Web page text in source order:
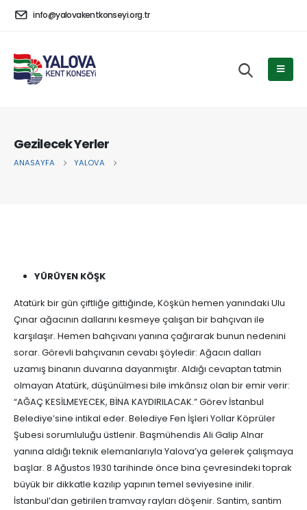
info@yalovakentkonseyi.org.tr
Gezilecek Yerler
ANASAYFA YALOVA
YÜRÜYEN KÖŞK
Atatürk bir gün çiftliğe gittiğinde, Köşkün hemen yanındaki Ulu
Çınar ağacının dallarını kesmeye çalışan bir bahçıvan ile
karşılaşır. Hemen bahçıvanı yanına çağırarak bunun nedenini
sorar. Görevli bahçıvanın cevabı şöyledir: Ağacın dalları
uzamış binanın duvarına dayanmıştır. Aldığı cevaptan tatmin
olmayan Atatürk, düşünülmesi bile imkânsız olan bir emir verir:
“AĞAÇ KESİLMEYECEK, BİNA KAYDIRILACAK.” Görev İstanbul
Belediye’sine intikal eder. Belediye Fen İşleri Yollar Köprüler
Şubesi sorumluluğu üstlenir. Başmühendis Ali Galip Alnar
yanına aldığı teknik elemanlarıyla Yalova’ya gelerek çalışmaya
başlar. 8 Ağustos 1930 tarihinde önce bina çevresindeki toprak
büyük bir dikkatle kazılıp yapının temel seviyesine inilir.
İstanbul’dan getirilen tramvay rayları döşenir. Santim, santim